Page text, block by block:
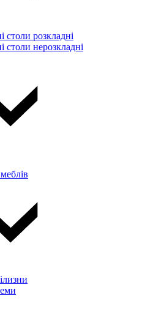
столи розкладні
столи нерозкладні